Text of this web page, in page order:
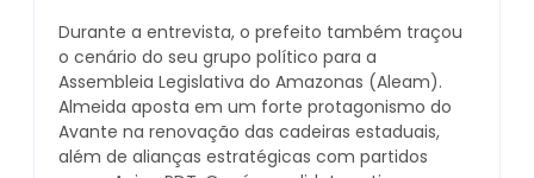
Durante a entrevista, o prefeito também traçou
o cenário do seu grupo político para a
Assembleia Legislativa do Amazonas (Aleam).
Almeida aposta em um forte protagonismo do
Avante na renovação das cadeiras estaduais,
além de alianças estratégicas com partidos